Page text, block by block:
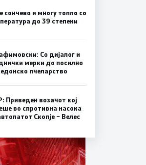
сончево и многу топло со
до 39 степени
Со дијалог и
мерки до посилно
пчеларство
Приведен возачот кој
во спротивна насока
Скопје – Велес